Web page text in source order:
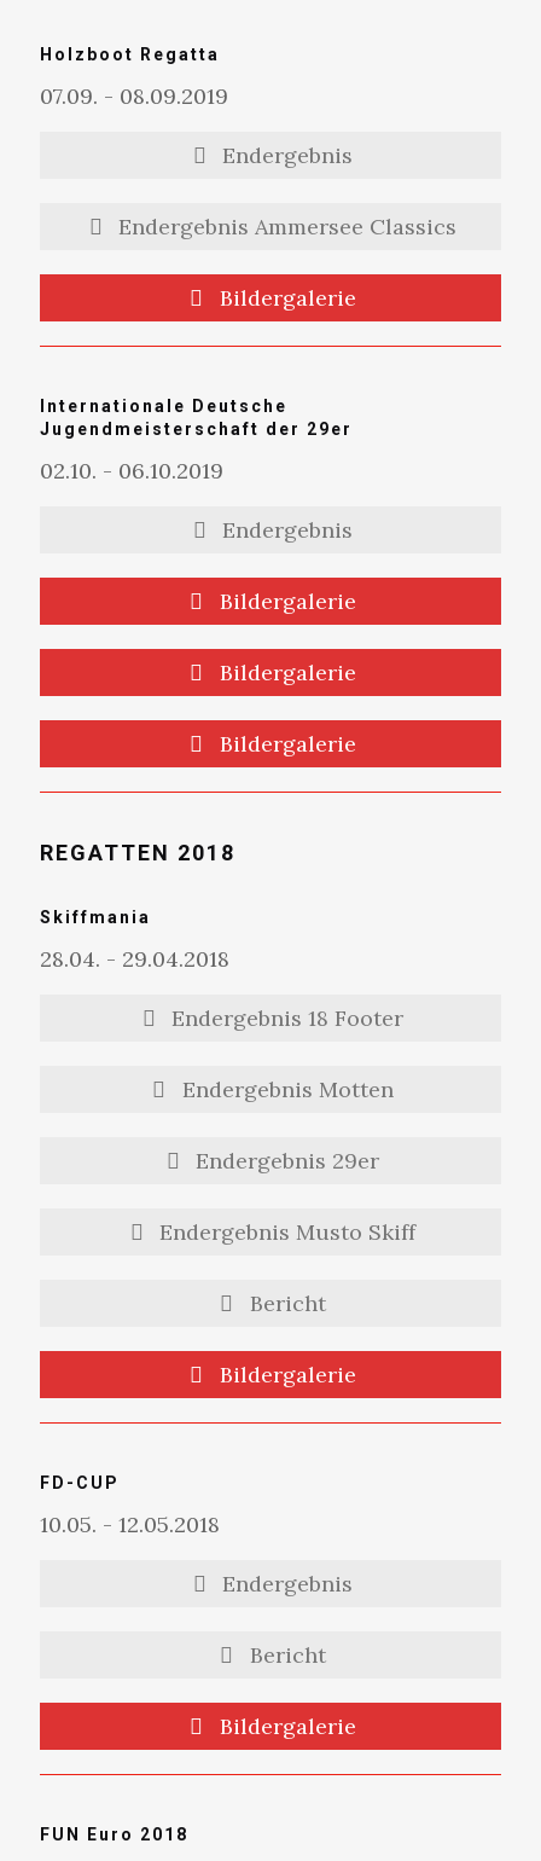
Holzboot Regatta
07.09. - 08.09.2019
Endergebnis
Endergebnis Ammersee Classics
Bildergalerie
Internationale Deutsche
Jugendmeisterschaft der 29er
02.10. - 06.10.2019
Endergebnis
Bildergalerie
Bildergalerie
Bildergalerie
REGATTEN 2018
Skiffmania
28.04. - 29.04.2018
Endergebnis 18 Footer
Endergebnis Motten
Endergebnis 29er
Endergebnis Musto Skiff
Bericht
Bildergalerie
FD-CUP
10.05. - 12.05.2018
Endergebnis
Bericht
Bildergalerie
FUN Euro 2018